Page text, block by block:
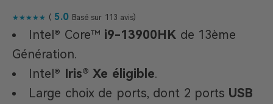
★★★★★ (5.0 Basé sur 113 avis)
Intel® Core™ i9-13900HK de 13ème
Génération.
Intel® Iris® Xe éligible.
Large choix de ports, dont 2 ports USB